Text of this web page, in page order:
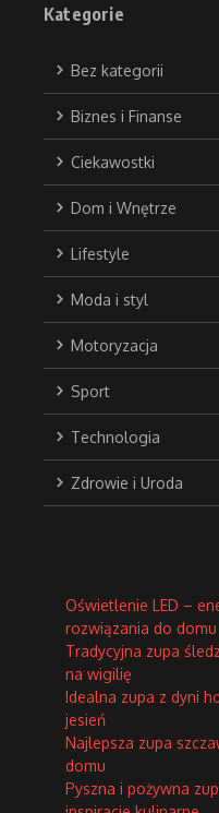
Kategorie
Bez kategorii
Biznes i Finanse
Ciekawostki
Dom i Wnętrze
Lifestyle
Moda i styl
Motoryzacja
Sport
Technologia
Zdrowie i Uroda
Oświetlenie LED –
rozwiązania do domu
Tradycyjna zupa
na wigilię
Idealna zupa z dyni
jesień
Najlepsza zupa
domu
Pyszna i pożywna